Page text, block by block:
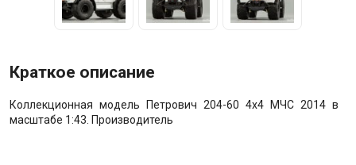
Краткое описание
Коллекционная модель Петрович 204-60 4х4 МЧС 2014 в
масштабе 1:43. Производитель